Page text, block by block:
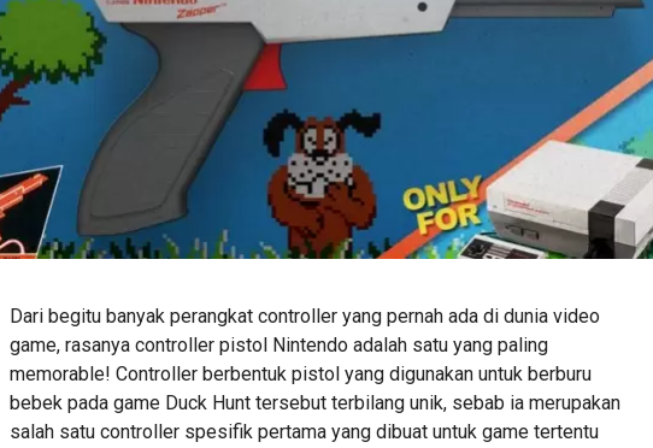
Dari begitu banyak perangkat controller yang pernah ada di dunia video
game, rasanya controller pistol Nintendo adalah satu yang paling
memorable! Controller berbentuk pistol yang digunakan untuk berburu
bebek pada game Duck Hunt tersebut terbilang unik, sebab ia merupakan
salah satu controller spesifik pertama yang dibuat untuk game tertentu